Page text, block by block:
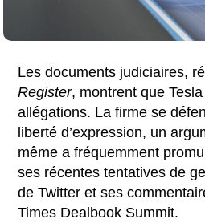
Les documents judiciaires,
Register, montrent que
allégations. La firme se
liberté d’expression, un
même a fréquemment
ses récentes tentatives de
de Twitter et ses
Times Dealbook Summit.